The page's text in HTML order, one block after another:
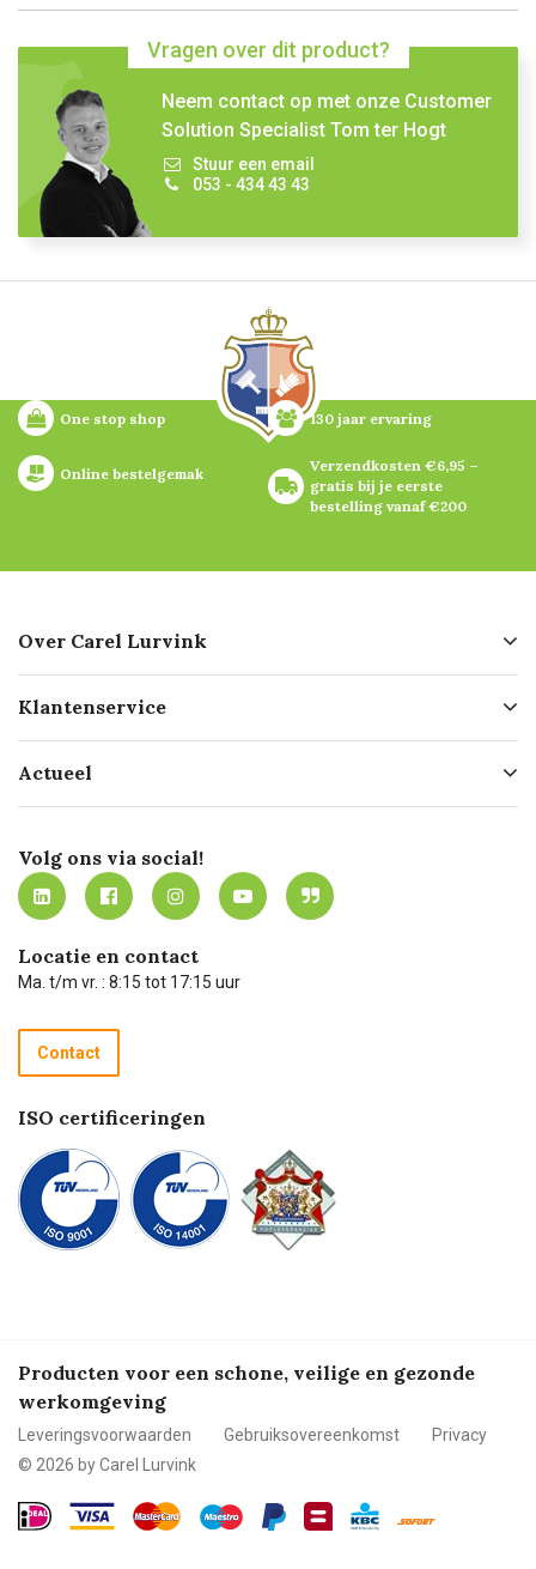
Vragen over dit product?
Neem contact op met onze Customer
Solution Specialist Tom ter Hogt
Stuur een email
053 - 434 43 43
One stop shop 130 jaar ervaring
Online bestelgemak
Verzendkosten €6,95 –
gratis bij je eerste
bestelling vanaf €200
Over Carel Lurvink
Geschiedenis
Missie
Werken bij Carel Lurvink
MVO
Klantenservice
Bezorgen
Mijn Carel Lurvink
Mijn Carel Lurvink instructievideo's
Carel Lurvink App
Hulp op afstand
Technische dienst
Recycle programma
Betalen
Actueel
Innovation LAB
Tevreden klanten
Carel Lurvink Blog
Carel de podcast
Volg ons via social!
Locatie en contact
Ma. t/m vr. : 8:15 tot 17:15 uur
Contact
ISO certificeringen
Producten voor een schone, veilige en gezonde
werkomgeving
Leveringsvoorwaarden Gebruiksovereenkomst
Privacy
© 2026 by Carel Lurvink